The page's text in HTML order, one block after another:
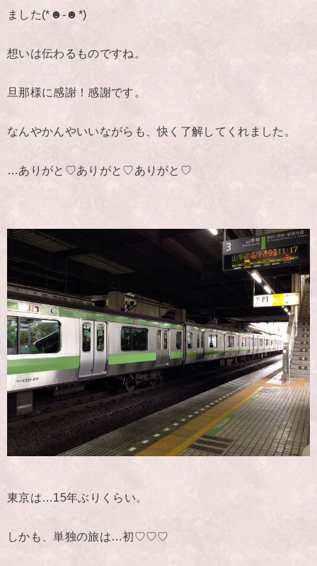
ました(*☻-☻*)
想いは伝わるものですね。
旦那様に感謝！感謝です。
なんやかんやいいながらも、快く了解してくれました。
…ありがと♡ありがと♡ありがと♡
東京は…15年ぶりくらい。
しかも、単独の旅は…初♡♡♡